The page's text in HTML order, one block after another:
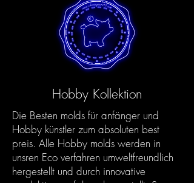
Hobby Kollektion
Die Besten molds für anfänger und
Hobby künstler zum absoluten best
preis. Alle Hobby molds werden in
unsren Eco verfahren umweltfreundlich
hergestellt und durch innovative